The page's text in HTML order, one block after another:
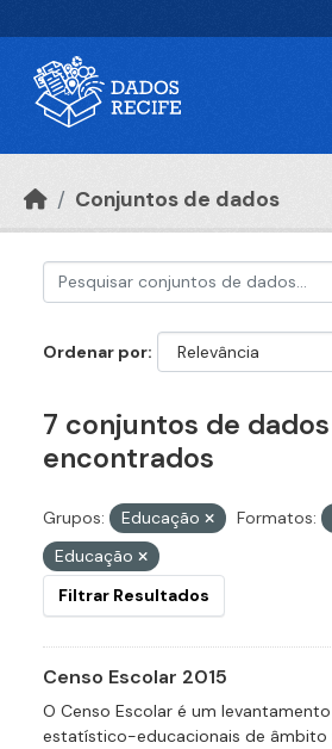
Conjuntos de dados
Ordenar por
7 conjuntos de dados
encontrados
Grupos: Educação Formatos:
Educação
Filtrar Resultados
Censo Escolar 2015
O Censo Escolar é um
estatístico-educacionais de âmbito